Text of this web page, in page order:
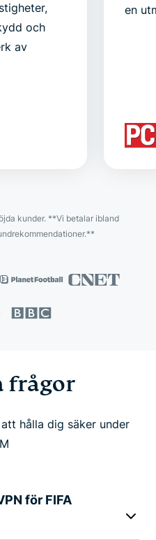
och
av
en
kunder. **Vi betalar ibland
frågor
hålla dig säker under
för FIFA